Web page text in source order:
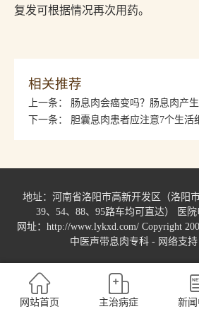
复发可根据情况再次用药。
相关推荐
上一条： 肠息肉会癌变吗？肠息肉产
下一条： 胆囊息肉患者应注意7个生活
地址：河南省洛阳市高新开发区（洛阳市
39、54、88、95路车均可直达） 医院
网址：http://www.lykxd.com/ Copyright
中医声带息肉专科 - 网络支
网站首页 主治病症 新